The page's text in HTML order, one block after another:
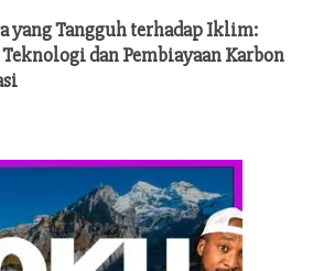
yang Tangguh terhadap Iklim:
dan Pembiayaan Karbon